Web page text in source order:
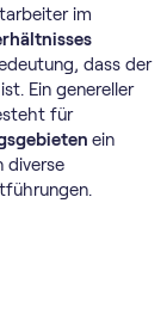
im
dass der
Ein genereller
für
ein
diverse